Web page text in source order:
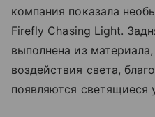
компания показала
Firefly Chasing Light.
выполнена из
воздействия света,
появляются светящиеся